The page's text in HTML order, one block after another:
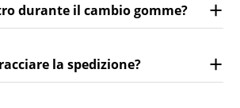
durante il cambio gomme?
la spedizione?